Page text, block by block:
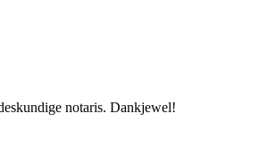
notaris. Dankjewel!